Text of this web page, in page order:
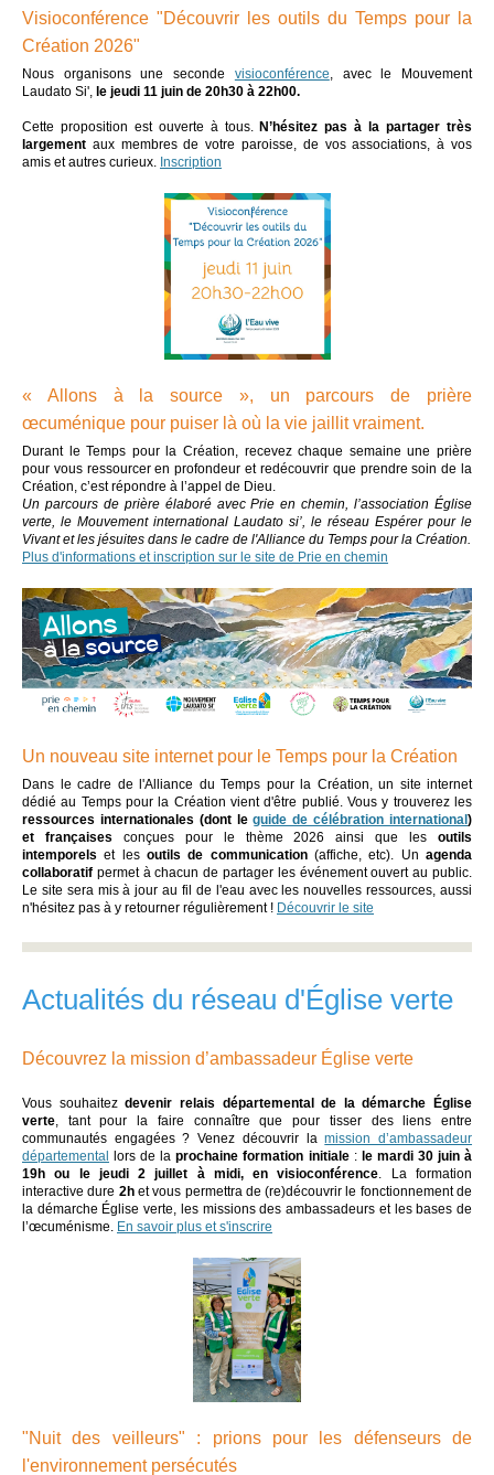
Visioconférence "Découvrir les outils du Temps pour la
Création 2026"
Nous organisons une seconde visioconférence , avec le Mouvement
Laudato Si', le jeudi 11 juin de 20h30 à 22h00.
Cette proposition est ouverte à tous.N’hésitez pas à la partager très
largement aux membres de votre paroisse, de vos associations, à vos
amis et autres curieux. Inscription
« Allons à la source », un parcours de prière
œcuménique pour puiser là où la vie jaillit vraiment.
Durant le Temps pour la Création, recevez chaque semaine une prière
pour vous ressourcer en profondeur et redécouvrir que prendre soin de la
Création, c’est répondre à l’appel de Dieu.
Un parcours de prière élaboré avec Prie en chemin, l’association Église
verte, le Mouvement international Laudato si’, le réseau Espérer pour le
Vivant et les jésuites dans le cadre de l'Alliance du Temps pour la Création.
Plus d'informations et inscription sur le site de Prie en chemin
Un nouveau site internet pour le Temps pour la Création
Dans le cadre de l'Alliance du Temps pour la Création, un site internet
dédié au Temps pour la Création vient d'être publié. Vous y trouverez les
ressources internationales (dont leguide de célébration international)
et françaises conçues pour le thème 2026 ainsi que lesoutils
intemporelset lesoutils de communication(affiche, etc). Unagenda
collaboratif permet à chacun de partager les événement ouvert au public.
Le site sera mis à jour au fil de l'eau avec les nouvelles ressources, aussi
n'hésitez pas à y retourner régulièrement ! Découvrir le site
Actualités du réseau d'Église verte
Découvrez la mission d’ambassadeur Église verte
Vous souhaitezdevenir relais départemental de la démarche Église
verte, tant pour la faire connaître que pour tisser des liens entre
communautés engagées ?Venez découvrir lamission d’ambassadeur
départemental
lors de laprochaine formation initiale: e mardi 30 juin à
19h ou le jeudi 2 juillet à midi, en visioconférence. La formation
interactive dure 2het vous permettra de (re)découvrir le fonctionnement de
la démarche Église verte, les missions des ambassadeurs et les bases de
l’œcuménisme. En savoir plus et s'inscrire
"Nuit des veilleurs" : prions pour les défenseurs de
l'environnement persécutés